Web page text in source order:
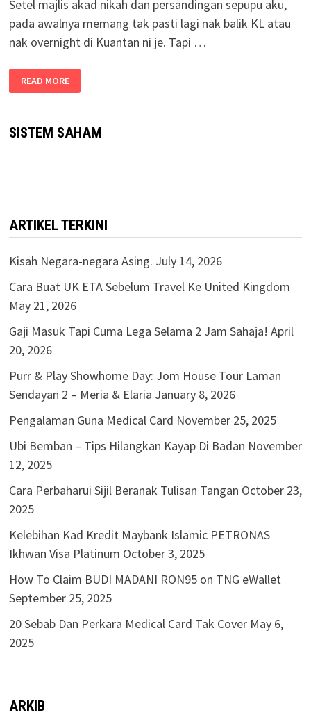
Setel majlis akad nikah dan persandingan sepupu aku,
pada awalnya memang tak pasti lagi nak balik KL atau
nak overnight di Kuantan ni je. Tapi …
READ MORE
SISTEM SAHAM
ARTIKEL TERKINI
Kisah Negara-negara Asing. July 14, 2026
Cara Buat UK ETA Sebelum Travel Ke United Kingdom
May 21, 2026
Gaji Masuk Tapi Cuma Lega Selama 2 Jam Sahaja! April
20, 2026
Purr & Play Showhome Day: Jom House Tour Laman
Sendayan 2 – Meria & Elaria January 8, 2026
Pengalaman Guna Medical Card November 25, 2025
Ubi Bemban – Tips Hilangkan Kayap Di Badan November
12, 2025
Cara Perbaharui Sijil Beranak Tulisan Tangan October 23,
2025
Kelebihan Kad Kredit Maybank Islamic PETRONAS
Ikhwan Visa Platinum October 3, 2025
How To Claim BUDI MADANI RON95 on TNG eWallet
September 25, 2025
20 Sebab Dan Perkara Medical Card Tak Cover May 6,
2025
ARKIB